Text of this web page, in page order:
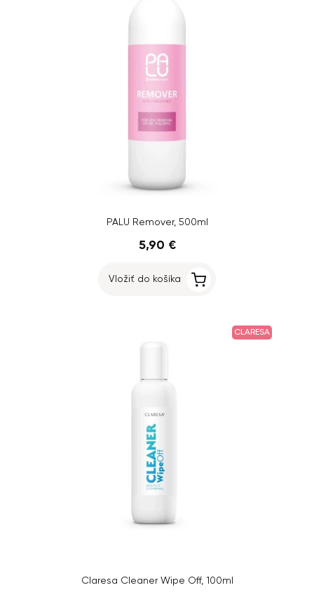
PALU Remover, 500ml
5,90 €
Vložiť do košíka
CLARESA
Claresa Cleaner Wipe Off, 100ml